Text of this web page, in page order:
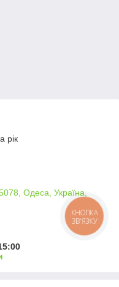
рік
Одеса, Україна,
КНОПКА
ЗВ'ЯЗКУ